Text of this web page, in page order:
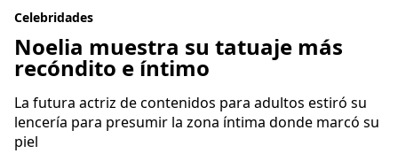
Celebridades
Noelia muestra su tatuaje más
recóndito e íntimo
La futura actriz de contenidos para adultos estiró su
lencería para presumir la zona íntima donde marcó su
piel